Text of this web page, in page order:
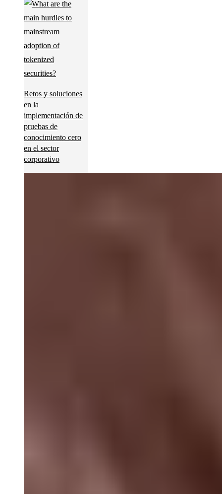
Retos y soluciones
en la
implementación de
pruebas de
conocimiento cero
en el sector
corporativo